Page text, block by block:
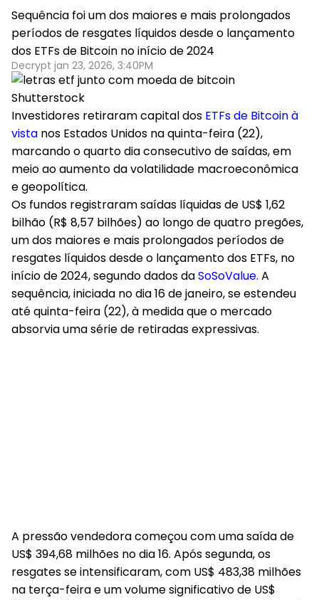
Sequência foi um dos maiores e mais prolongados
períodos de resgates líquidos desde o lançamento
dos ETFs de Bitcoin no início de 2024
Decrypt jan 23, 2026, 3:40PM
Shutterstock
Investidores retiraram capital dos ETFs de Bitcoin à
vista nos Estados Unidos na quinta-feira (22),
marcando oquarto dia consecutivo de saídas, em
meio ao aumento da volatilidade macroeconômica
e geopolítica.
Os fundos registraramsaídas líquidas de US$ 1,62
bilhão (R$ 8,57 bilhões) ao longo de quatro pregões,
um dos maiores e mais prolongados períodos de
resgates líquidos desde o lançamento dos ETFs, no
início de 2024, segundo dados daSoSoValue. A
sequência, iniciada no dia 16 de janeiro, se estendeu
até quinta-feira (22), à medida que o mercado
absorvia uma série de retiradas expressivas.
A pressão vendedora começou com uma saída de
US$ 394,68 milhões no dia 16. Após segunda, os
resgates se intensificaram, com US$ 483,38 milhões
na terça-feira e um volume significativo de US$